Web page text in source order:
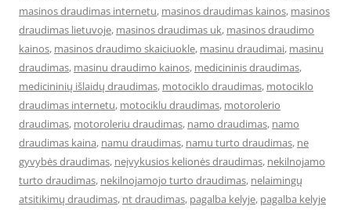
masinos draudimas internetu, masinos draudimas kainos, masinos
draudimas lietuvoje, masinos draudimas uk, masinos draudimo
kainos, masinos draudimo skaiciuokle, masinu draudimai, masinu
draudimas, masinu draudimo kainos, medicininis draudimas,
medicininių išlaidų draudimas, motociklo draudimas, motociklo
draudimas internetu, motociklu draudimas, motorolerio
draudimas, motoroleriu draudimas, namo draudimas, namo
draudimas kaina, namu draudimas, namu turto draudimas, ne
gyvybės draudimas, neįvykusios kelionės draudimas, nekilnojamo
turto draudimas, nekilnojamojo turto draudimas, nelaimingų
atsitikimų draudimas, nt draudimas, pagalba kelyje, pagalba kelyje